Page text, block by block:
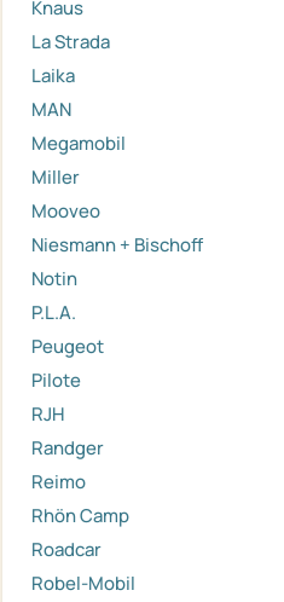
Knaus
La Strada
Laika
MAN
Megamobil
Miller
Mooveo
Niesmann + Bischoff
Notin
P.L.A.
Peugeot
Pilote
RJH
Randger
Reimo
Rhön Camp
Roadcar
Robel-Mobil